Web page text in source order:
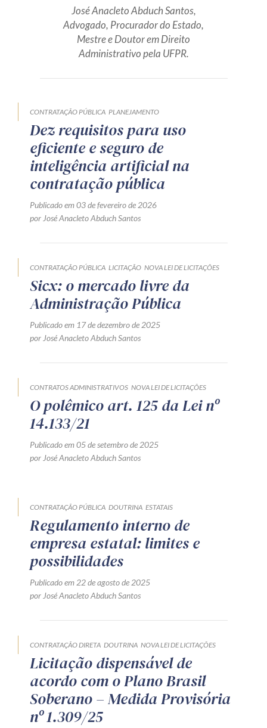
Produtos e serviços
Zênite Fácil IA
Orientação por Escrito
Capacitação
Zênite Online
Eventos presenciais
Zênite in Company
Receba por RSS
Av. Sete de Setembro, 4698
Whatsapp (41) 98881-6616
José Anacleto Abduch Santos,
Advogado, Procurador do Estado,
Mestre e Doutor em Direito
Administrativo pela UFPR.
CONTRATAÇÃO PÚBLICA PLANEJAMENTO
Dez requisitos para uso
eficiente e seguro de
inteligência artificial na
contratação pública
Publicado em 03 de fevereiro de 2026
por José Anacleto Abduch Santos
CONTRATAÇÃO PÚBLICA LICITAÇÃO NOVA LEI DE LICITAÇÕES
Sicx: o mercado livre da
Administração Pública
Publicado em 17 de dezembro de 2025
por José Anacleto Abduch Santos
CONTRATOS ADMINISTRATIVOS NOVA LEI DE LICITAÇÕES
O polêmico art. 125 da Lei nº
14.133/21
Publicado em 05 de setembro de 2025
por José Anacleto Abduch Santos
CONTRATAÇÃO PÚBLICA DOUTRINA ESTATAIS
Regulamento interno de
empresa estatal: limites e
possibilidades
Publicado em 22 de agosto de 2025
por José Anacleto Abduch Santos
CONTRATAÇÃO DIRETA DOUTRINA NOVA LEI DE LICITAÇÕES
Licitação dispensável de
acordo com o Plano Brasil
Soberano – Medida Provisória
nº 1.309/25